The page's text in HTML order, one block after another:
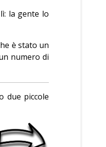
la gente lo
è stato un
numero di
due piccole